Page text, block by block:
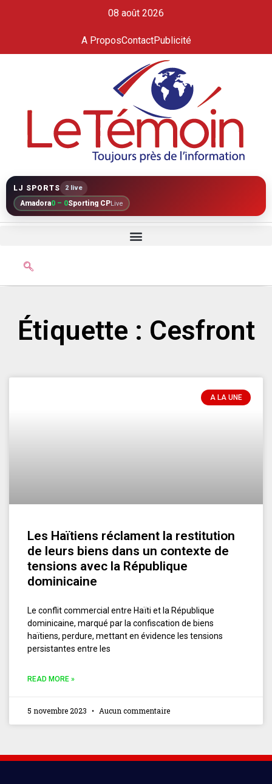
08 août 2026
A ProposContactPublicité
LJ SPORTS 2 live
Amadora0 – 0Sporting CPLive
Étiquette : Cesfront
A LA UNE
Les Haïtiens réclament la restitution
de leurs biens dans un contexte de
tensions avec la République
dominicaine
Le conflit commercial entre Haïti et la République
dominicaine, marqué par la confiscation de biens
haïtiens, perdure, mettant en évidence les tensions
persistantes entre les
READ MORE »
5 novembre 2023 Aucun commentaire